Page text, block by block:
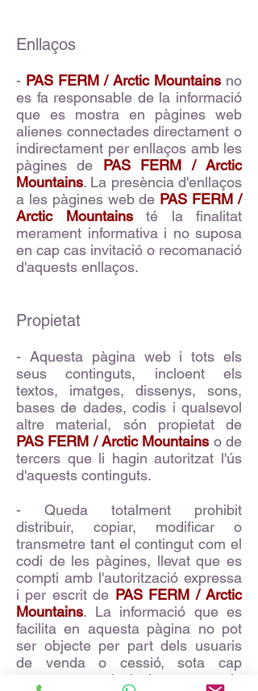
Enllaços
- PAS FERM / Arctic Mountains no
es fa responsable de la informació
que es mostra en pàgines web
alienes connectades directament o
indirectament per enllaços amb les
pàgines de PAS FERM / Arctic
Mountains. La presència d'enllaços
a les pàgines web de PAS FERM /
Arctic Mountainsté la finalitat
merament informativa i no suposa
en cap cas invitació o recomanació
d'aquests enllaços.
Propietat
- Aquesta pàgina web i tots els
seus continguts, incloent els
textos, imatges, dissenys, sons,
bases de dades, codis i qualsevol
altre material, són propietat de
PAS FERM / Arctic Mountains o de
tercers que li hagin autoritzat l'ús
d'aquests continguts.
- Queda totalment prohibit
distribuir, copiar, modificar o
transmetre tant el contingut com el
codi de les pàgines, llevat que es
compti amb l'autorització expressa
i per escrit de PAS FERM / Arctic
Mountains. La informació que es
facilita en aquesta pàgina no pot
ser objecte per part dels usuaris
de venda o cessió, sota cap
concepte, inclusivament la